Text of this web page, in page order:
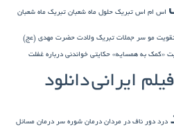
اس ام اس تبریک حلول ماه شعبان تبریک ماه شعبان
مو سر جملات تبریک ولادت حضرت مهدی (عج)
«کمک به همسایه» حکایتی خواندنی درباره غفلت
ایرانیدانلود
درد دور ناف در مردان درمان شوره سر درمان مسائل